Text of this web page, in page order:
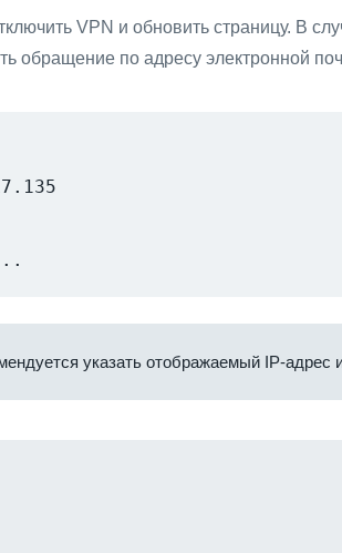
VPN и обновить страницу. В
обращение по адресу электронной
указать отображаемый IP-адрес